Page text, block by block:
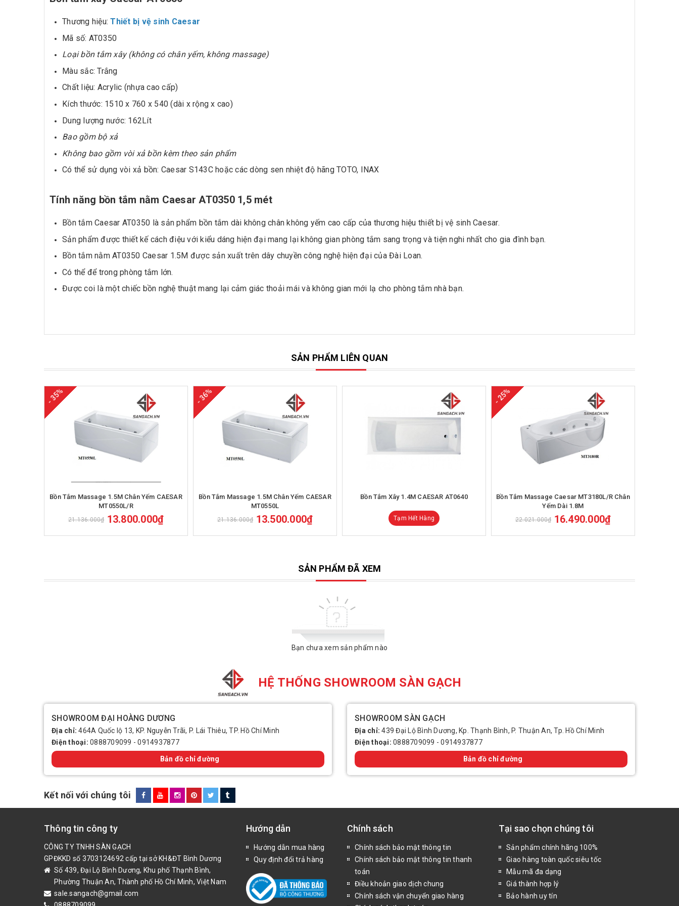
Thương hiệu:Thiết bị vệ sinh Caesar
Mã số: AT0350
Loại bồn tắm xây (không có chân yếm, không massage)
Màu sắc: Trắng
Chất liệu: Acrylic (nhựa cao cấp)
Kích thước: 1510 x 760 x 540 (dài x rộng x cao)
Dung lượng nước: 162Lít
Bao gồm bộ xả
Không bao gồm vòi xả bồn kèm theo sản phẩm
Có thể sử dụng vòi xả bồn: Caesar S143C hoặc các dòng sen nhiệt độ hãng TOTO, INAX
Tính năng bồn tắm nằm Caesar AT0350 1,5 mét
Bồn tắm Caesar AT0350 là sản phẩm bồn tắm dài không chân không yếm cao cấp của thương hiệu thiết bị vệ sinh Caesar.
Sản phẩm được thiết kế cách điệu với kiểu dáng hiện đại mang lại không gian phòng tắm sang trọng và tiện nghi nhất cho gia đình bạn.
Bồn tắm nằm AT0350 Caesar 1.5M được sản xuất trên dây chuyền công nghệ hiện đại của Đài Loan.
Có thể để trong phòng tắm lớn.
Được coi là một chiếc bồn nghệ thuật mang lại cảm giác thoải mái và không gian mới lạ cho phòng tắm nhà bạn.
SẢN PHẨM LIÊN QUAN
- 35%
Bồn Tắm Massage 1.5M Chân Yếm CAESAR
MT0550L/R
21.136.000₫ 13.800.000₫
- 36%
Bồn Tắm Massage 1.5M Chân Yếm CAESAR
MT0550L
21.136.000₫ 13.500.000₫
Bồn Tắm Xây 1.4M CAESAR AT0640
Tạm Hết Hàng
- 25%
Bồn Tắm Massage Caesar MT3180L/R Chân
Yếm Dài 1.8M
22.021.000₫ 16.490.000₫
SẢN PHẨM ĐÃ XEM
Bạn chưa xem sản phẩm nào
HỆ THỐNG SHOWROOM SÀN GẠCH
SHOWROOM ĐẠI HOÀNG DƯƠNG
Địa chỉ:464A Quốc lộ 13, KP. Nguyễn Trãi, P. Lái Thiêu, TP. Hồ Chí Minh
Điện thoại: 0888709099 -0914937877
Bản đồ chỉ đường
SHOWROOM SÀN GẠCH
Địa chỉ:439 Đại Lộ Bình Dương, Kp. Thạnh Bình, P. Thuận An, Tp. Hồ Chí Minh
Điện thoại: 0888709099 -0914937877
Bản đồ chỉ đường
Kết nối với chúng tôi
Thông tin công ty
CÔNG TY TNHH SÀN GẠCH
GPĐKKD số 3703124692 cấp tại sở KH&ĐT Bình Dương
Số 439, Đại Lộ Bình Dương, Khu phố Thạnh Bình,
Phường Thuận An, Thành phố Hồ Chí Minh, Việt Nam
sale.sangach@gmail.com
Hướng dẫn
Hướng dẫn mua hàng
Quy định đổi trả hàng
Chính sách
Chính sách bảo mật thông tin
Chính sách bảo mật thông tin thanh
toán
Điều khoản giao dịch chung
Chính sách vận chuyển giao hàng
Tại sao chọn chúng tôi
Sản phẩm chính hãng 100%
Giao hàng toàn quốc siêu tốc
Mẫu mã đa dạng
Giá thành hợp lý
Bảo hành uy tín